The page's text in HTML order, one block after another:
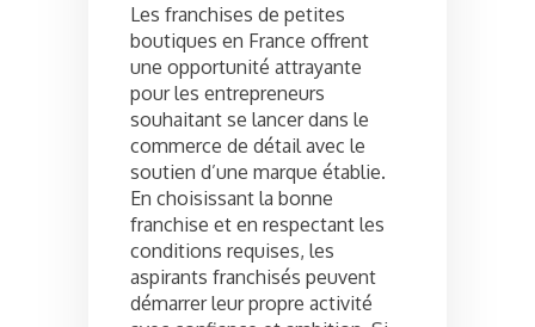
Les franchises de petites
boutiques en France offrent
une opportunité attrayante
pour les entrepreneurs
souhaitant se lancer dans le
commerce de détail avec le
soutien d’une marque établie.
En choisissant la bonne
franchise et en respectant les
conditions requises, les
aspirants franchisés peuvent
démarrer leur propre activité